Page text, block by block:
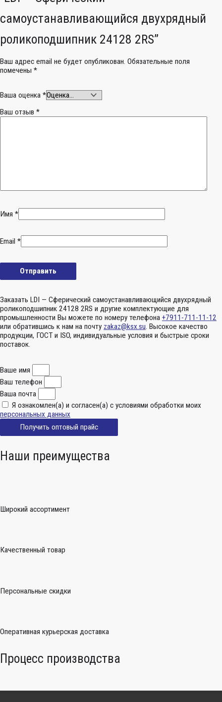
самоустанавливающийся двухрядный
роликоподшипник 24128 2RS”
Ваш адрес email не будет опубликован. Обязательные поля
помечены *
Ваша оценка *
Ваш отзыв *
Имя *
Email *
Заказать LDI — Сферический самоустанавливающийся двухрядный
роликоподшипник 24128 2RS и другие комплектующие для
промышленности Вы можете по номеру телефона +7911-711-11-12
или обратившись к нам на почту zakaz@ksx.su. Высокое качество
продукции, ГОСТ и ISO, индивидуальные условия и быстрые сроки
поставок.
Ваше имя
Ваш телефон
Ваша почта
Я ознакомлен(а) и согласен(а) с условиями обработки моих
персональных данных
Получить оптовый прайс
Наши преимущества
Широкий ассортимент
Качественный товар
Персональные скидки
Оперативная курьерская доставка
Процесс производства